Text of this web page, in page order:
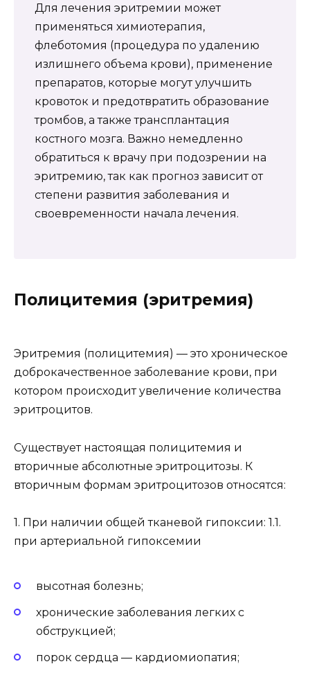
Для лечения эритремии может
применяться химиотерапия,
флеботомия (процедура по удалению
излишнего объема крови), применение
препаратов, которые могут улучшить
кровоток и предотвратить образование
тромбов, а также трансплантация
костного мозга. Важно немедленно
обратиться к врачу при подозрении на
эритремию, так как прогноз зависит от
степени развития заболевания и
своевременности начала лечения.
Полицитемия (эритремия)
Эритремия (полицитемия) — это хроническое
доброкачественное заболевание крови, при
котором происходит увеличение количества
эритроцитов.
Существует настоящая полицитемия и
вторичные абсолютные эритроцитозы. К
вторичным формам эритроцитозов относятся:
1. При наличии общей тканевой гипоксии: 1.1.
при артериальной гипоксемии
высотная болезнь;
хронические заболевания легких с
обструкцией;
порок сердца — кардиомиопатия;